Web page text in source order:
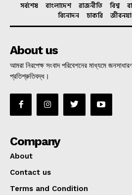
সর্বশেষ বাংলাদেশ রাজনীতি বিশ্ব
বিনোদন
চাকরি
About us
আমরা নিরপেক্ষ সংবাদ পরিবেশনের মাধ্যমে
প্রতিশ্রুতিবদ্ধ।
Company
About
Contact us
Terms and Condition